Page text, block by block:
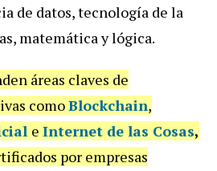
de datos, tecnología de la
matemática y lógica.
áreas claves de
comoBlockchain,
e Internet de las Cosas,
por empresas